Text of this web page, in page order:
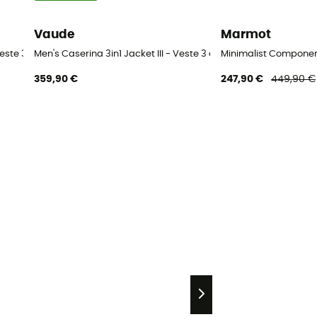
3 en 1 homme
Vaude
Men's Caserina 3in1 Jacket III - Veste 3 en 1 homme
359,90 €
Marmot
Minimalist
247,90 € 449,90 €